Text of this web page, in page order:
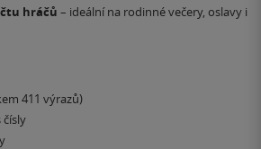
hráčů – ideální na rodinné večery, oslavy i
411 výrazů)
čísly